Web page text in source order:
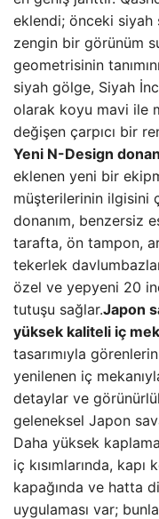
eklendi; önceki siyah
zengin bir görünüm
geometrisinin
siyah gölge, Siyah
olarak koyu mavi ile
değişen çarpıcı bir
Yeni N-Design
eklenen yeni bir
müşterilerinin ilgisini
donanım, benzersiz
tarafta, ön tampon,
tekerlek
özel ve yepyeni 20
tutuşu sağlar.Japon
yüksek kaliteli iç
tasarımıyla
yenilenen iç
detaylar ve
geleneksel Japon
Daha yüksek
iç kısımlarında,
kapağında ve hatta
uygulaması var;